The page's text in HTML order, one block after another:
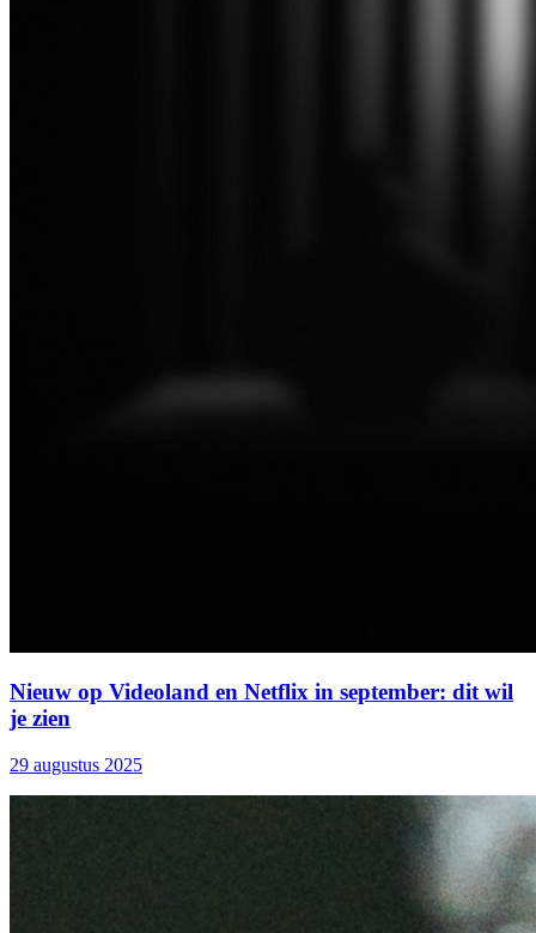
Nieuw op Videoland en Netflix in september: dit wil
je zien
29 augustus 2025